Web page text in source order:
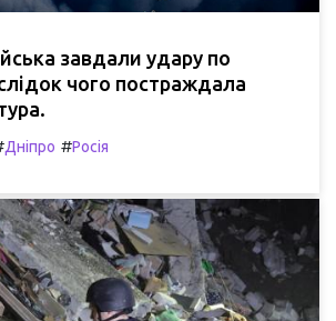
завдали удару по
чого постраждала
Дніпро #Росія